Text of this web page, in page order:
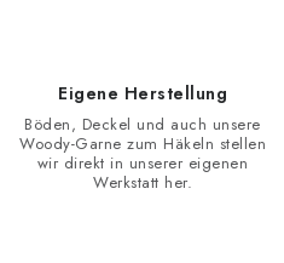
Eigene Herstellung
Böden, Deckel und auch unsere
Woody-Garne zum Häkeln stellen
wir direkt in unserer eigenen
Werkstatt her.